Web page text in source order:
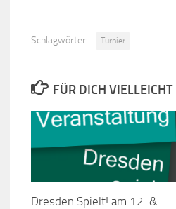
Schlagwörter: Turnier
FÜR DICH
Dresden Spielt! am 12. &